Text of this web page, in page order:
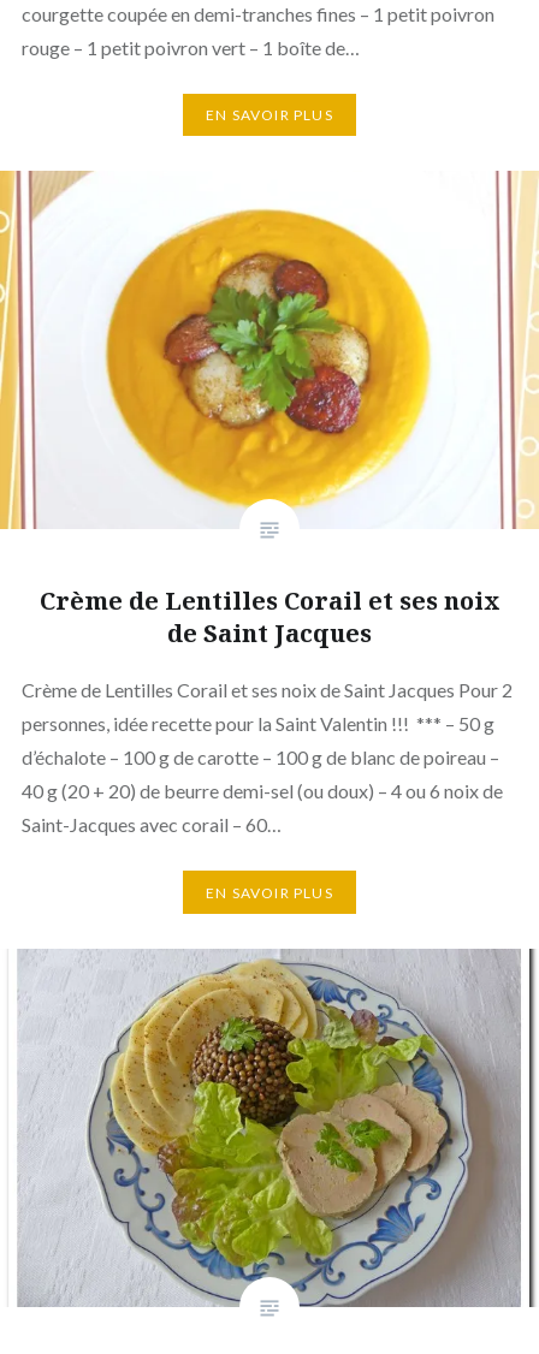
courgette coupée en demi-tranches fines – 1 petit poivron
rouge – 1 petit poivron vert – 1 boîte de…
EN SAVOIR PLUS
Crème de Lentilles Corail et ses noix
de Saint Jacques
Crème de Lentilles Corail et ses noix de Saint Jacques Pour 2
personnes, idée recette pour la Saint Valentin !!! *** – 50 g
d’échalote – 100 g de carotte – 100 g de blanc de poireau –
40 g (20 + 20) de beurre demi-sel (ou doux) – 4 ou 6 noix de
Saint-Jacques avec corail – 60…
EN SAVOIR PLUS